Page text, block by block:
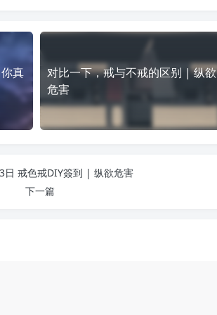
真
对比一下，戒与不戒的区别 | 纵欲
危害
日 戒色戒DIY簽到 | 纵欲危害
下一篇